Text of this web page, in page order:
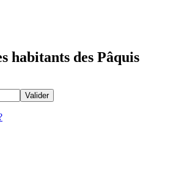
habitants des Pâquis